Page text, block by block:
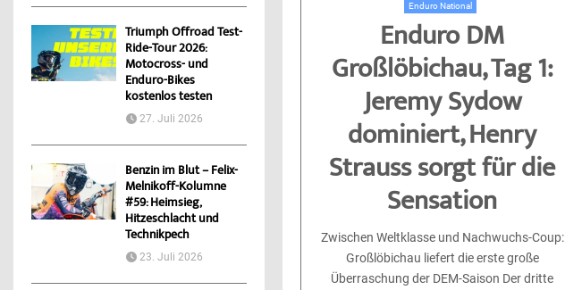
Enduro National
Enduro DM
Großlöbichau, Tag 1:
Jeremy Sydow
dominiert, Henry
Strauss sorgt für die
Sensation
Zwischen Weltklasse und Nachwuchs-Coup:
Großlöbichau liefert die erste große
Überraschung der DEM-Saison Der dritte
Triumph Offroad Test-
Ride-Tour 2026:
Motocross- und
Enduro-Bikes
kostenlos testen
27. Juli 2026
Benzin im Blut – Felix-
Melnikoff-Kolumne
#59: Heimsieg,
Hitzeschlacht und
Technikpech
23. Juli 2026